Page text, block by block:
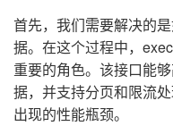
首先，我们需要解决的
据。在这个过程中，
重要的角色。该接口能
据，并支持分页和限流
出现的性能瓶颈。